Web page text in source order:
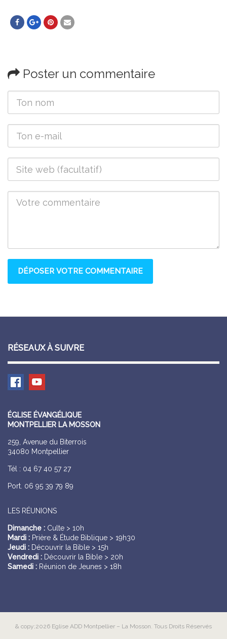
Poster un commentaire
RÉSEAUX À SUIVRE
ÉGLISE ÉVANGÉLIQUE
MONTPELLIER LA MOSSON
259, Avenue du Biterrois
34080 Montpellier
Tél : 04 67 40 57 27
Port. 06 95 39 79 89
LES RÉUNIONS
Dimanche : Culte > 10h
Mardi : Prière & Étude Biblique > 19h30
Jeudi : Découvrir la Bible > 15h
Vendredi : Découvrir la Bible > 20h
Samedi : Réunion de Jeunes > 18h
& copy;2026 Eglise ADD Montpellier – La Mosson. Tous Droits Réservés